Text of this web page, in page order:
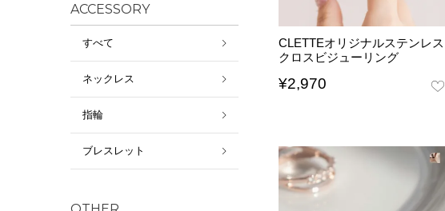
ACCESSORY
すべて
ネックレス
指輪
ブレスレット
CLETTEオリジナルステンレス
クロスビジューリング
¥2,970